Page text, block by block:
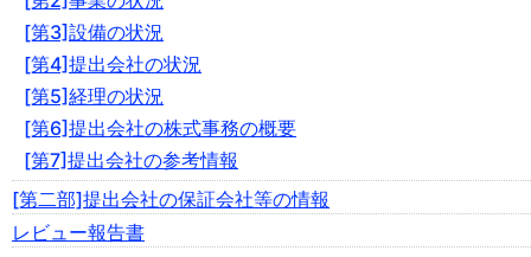
[第3]設備の状況
[第4]提出会社の状況
[第5]経理の状況
[第6]提出会社の株式事務の概要
[第7]提出会社の参考情報
[第二部]提出会社の保証会社等の情報
レビュー報告書